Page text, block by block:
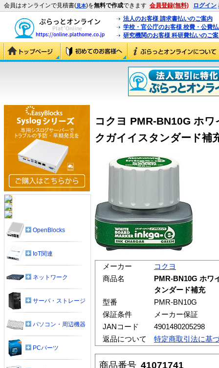
会員はオンラインで見積書(見本)を無料で作成できます 会員登録(無料) ログイン
法人のお客様 請求書払いのご案内
学校・官公庁のお客様 校費・公費
研究機関のお客様 科研費払いのご
コクヨ PMR-BN10G ホ
クガイイスタンダード補
メーカー
コクヨ
商品名
PMR-BN10G ホワ
タンダード補充
型番
PMR-BN10G
保証条件
メーカー保証
JANコード
4901480205298
返品について
特定商取引法に基
商品番号 41071741
OpenBlocks
IoT関連
ネットワーク
サーバ・ストレージ
パソコン・周辺機器
PCパーツ